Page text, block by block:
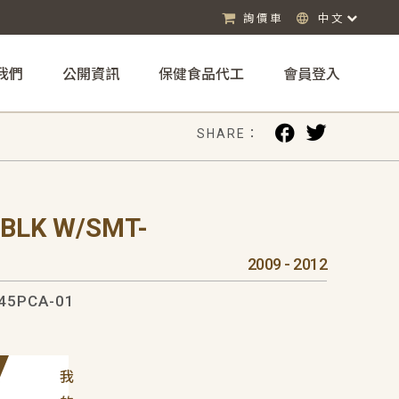
詢價車 中文
們 公開資訊 保健食品代工 會員登入
SHARE：
W/SMT-
2009 - 2012
01
我